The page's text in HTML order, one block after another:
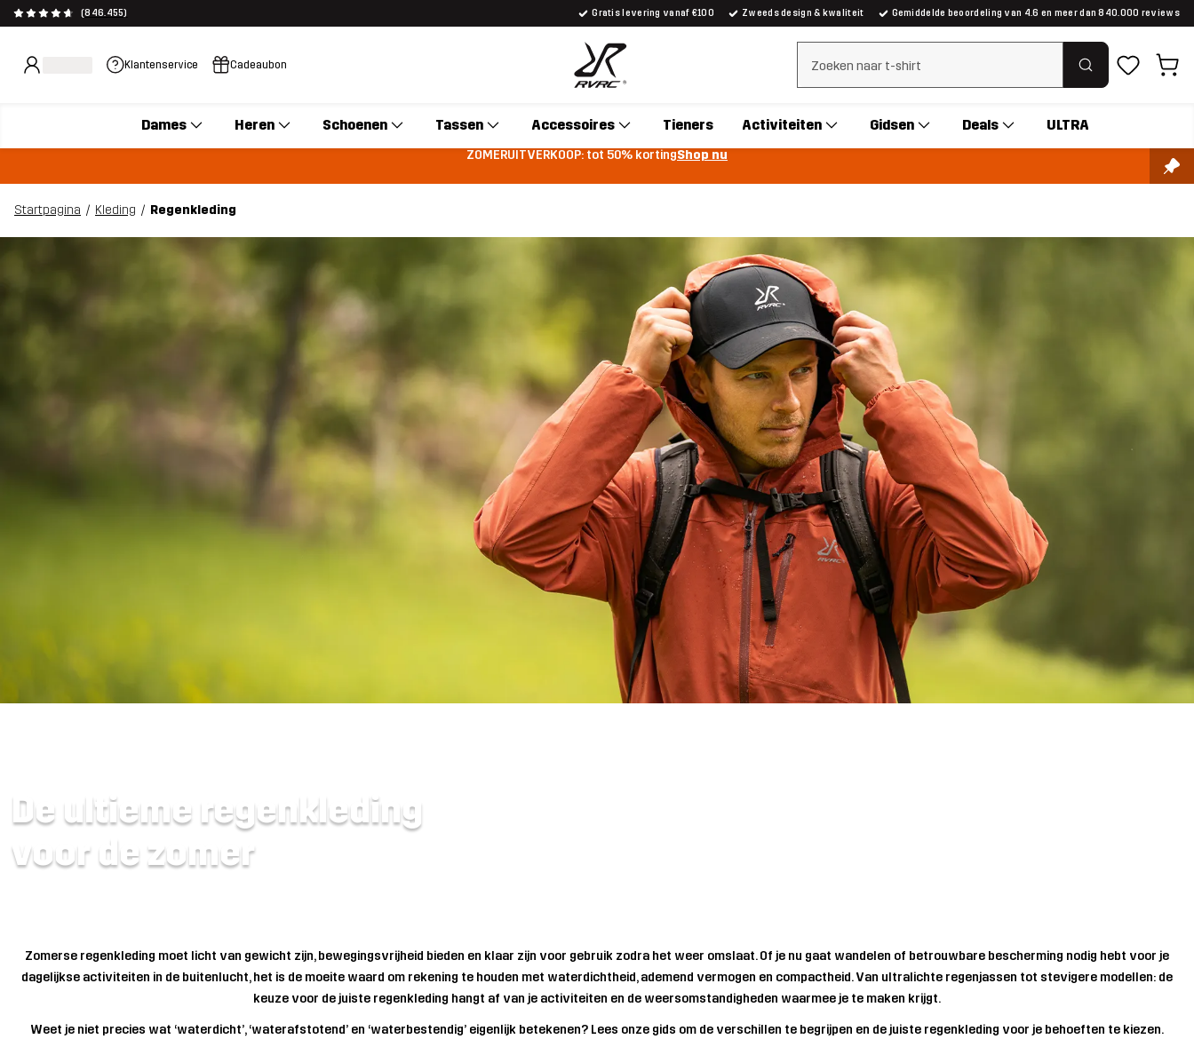
(846.455) Gratis levering vanaf €100 Zweeds design & kwaliteit Gemiddelde beoordeling van 4.6 en meer dan 840.000 reviews
Klantenservice Cadeaubon Zoeken wissen
Dames Heren Schoenen Tassen Accessoires Tieners Activiteiten Gidsen Deals ULTRA
ZOMERUITVERKOOP: tot 50% kortingShop nu
Startpagina Kleding Regenkleding
De ultieme regenkleding
voor de zomer
Zomerse regenkleding moet licht van gewicht zijn, bewegingsvrijheid bieden en klaar zijn voor gebruik zodra het weer omslaat. Of je nu gaat wandelen of betrouwbare bescherming nodig hebt voor je
dagelijkse activiteiten in de buitenlucht, het is de moeite waard om rekening te houden met waterdichtheid, ademend vermogen en compactheid. Van ultralichte regenjassen tot stevigere modellen: de
keuze voor de juiste regenkleding hangt af van je activiteiten en de weersomstandigheden waarmee je te maken krijgt.
Weet je niet precies wat ‘waterdicht’, ‘waterafstotend’ en ‘waterbestendig’ eigenlijk betekenen? Lees onze gids om de verschillen te begrijpen en de juiste regenkleding voor je behoeften te kiezen.